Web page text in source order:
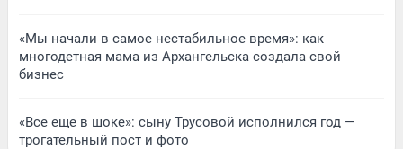
«Мы начали в самое нестабильное время»: как
многодетная мама из Архангельска создала свой
бизнес
«Все еще в шоке»: сыну Трусовой исполнился год —
трогательный пост и фото